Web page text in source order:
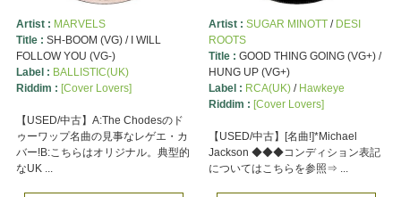
Artist : MARVELS
Title : SH-BOOM (VG) / I WILL
FOLLOW YOU (VG-)
Label : BALLISTIC(UK)
Riddim : [Cover Lovers]
【USED/中古】A:The Chodesのド
ゥーワップ名曲の見事なレゲエ・カ
バー!B:こちらはオリジナル。典型的
なUK ...
Artist : SUGAR MINOTT/ DESI
ROOTS
Title : GOOD THING GOING (VG+) /
HUNG UP (VG+)
Label : RCA(UK)/ Hawkeye
Riddim : [Cover Lovers]
【USED/中古】[名曲!]*Michael
Jackson ◆◆◆コンディション表記
についてはこちらを参照⇒ ...